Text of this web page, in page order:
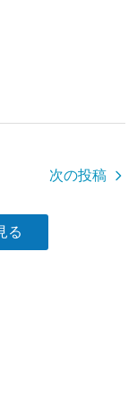
次の投稿
る